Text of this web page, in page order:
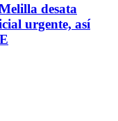
desata
urgente, así